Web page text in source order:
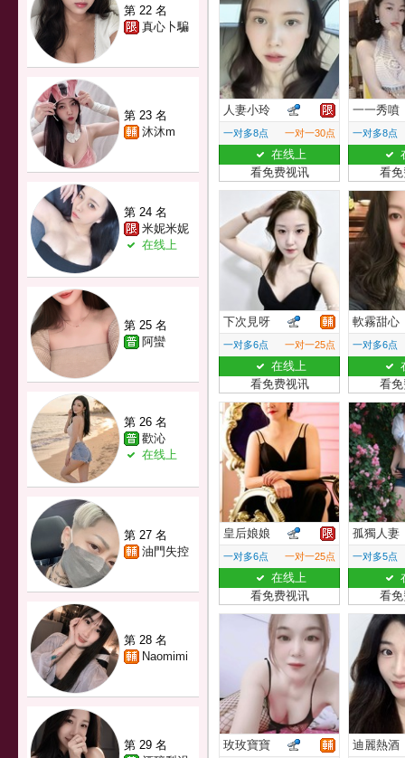
第 22 名
真心卜騙
第 23 名
沐沐m
第 24 名
米妮米妮
在线上
第 25 名
阿蠻
第 26 名
歡沁
在线上
第 27 名
油門失控
第 28 名
Naomimi
第 29 名
人妻小玲
一对多8点 一对一30点
在线上
看免费视讯
一一秀噴
一对多8点
看
下次見呀
一对多6点 一对一25点
在线上
看免费视讯
軟霧甜心
一对多6点
看
皇后娘娘
一对多6点 一对一25点
在线上
看免费视讯
孤獨人妻
一对多5点
看
玫玫寶寶 迪麗熱酒